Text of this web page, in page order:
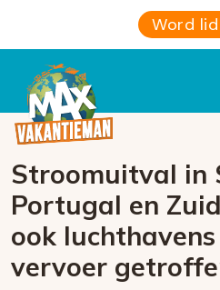
Word
Stroomuitval in
Portugal en
ook
vervoer